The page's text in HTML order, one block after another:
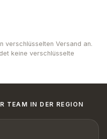
verschlüsselten Versand an.
keine verschlüsselte
TEAM IN DER REGION